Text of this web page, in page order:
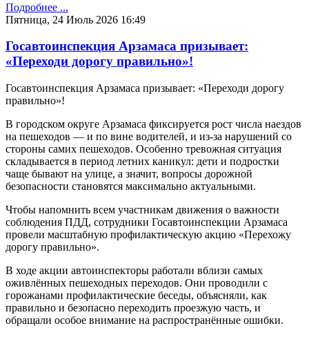
Подробнее ...
Пятница, 24 Июль 2026 16:49
Госавтоинспекция Арзамаса призывает:
«Переходи дорогу правильно»!
Госавтоинспекция Арзамаса призывает: «Переходи дорогу
правильно»!
В городском округе Арзамаса фиксируется рост числа наездов
на пешеходов — и по вине водителей, и из‑за нарушений со
стороны самих пешеходов. Особенно тревожная ситуация
складывается в период летних каникул: дети и подростки
чаще бывают на улице, а значит, вопросы дорожной
безопасности становятся максимально актуальными.
Чтобы напомнить всем участникам движения о важности
соблюдения ПДД, сотрудники Госавтоинспекции Арзамаса
провели масштабную профилактическую акцию «Перехожу
дорогу правильно».
В ходе акции автоинспекторы работали вблизи самых
оживлённых пешеходных переходов. Они проводили с
горожанами профилактические беседы, объясняли, как
правильно и безопасно переходить проезжую часть, и
обращали особое внимание на распространённые ошибки.